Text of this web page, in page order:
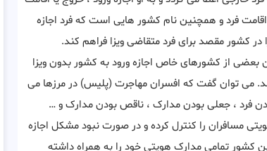
فرد و همچنین نام کشور هایی است که فرد اجازه
در کشور مقصد برای فرد متقاضی ویزا فراهم کند.
از کشورهای خاص اجازه ورود به کشور بدون ویزا
می توان گفت که افسران مهاجرت (پلیس) در مرزها می
فرد ، جعلی بودن مدارک ، ناقص بودن مدارک و …
مسافران را کنترل کرده و در صورت نبود مشکل اجازه
کشور تمامی مدارک هویتی خود را به همراه داشته